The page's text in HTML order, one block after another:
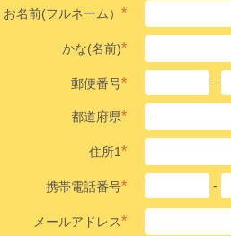
お名前(フルネーム） *
かな(名前)*
郵便番号* -
都道府県*
住所1*
携帯電話番号* -
メールアドレス*